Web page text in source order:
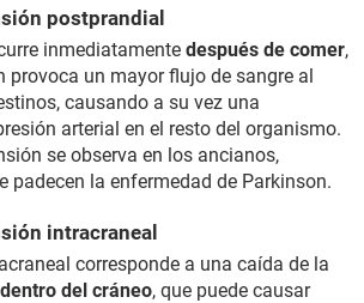
postprandial
inmediatamente después de comer,
provoca un mayor flujo de sangre al
causando a su vez una
arterial en el resto del organismo.
se observa en los ancianos,
padecen la enfermedad de Parkinson.
intracraneal
corresponde a una caída de la
dentro del cráneo, que puede causar